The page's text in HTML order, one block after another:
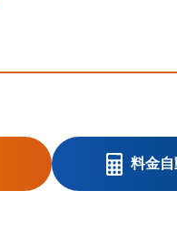
料金